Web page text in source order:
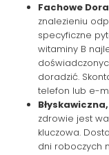
Fachowe
znalezieniu
specyficzne
witaminy B
doradzić.
telefon lub e-
zdrowie jest
kluczowa.
dni roboczych